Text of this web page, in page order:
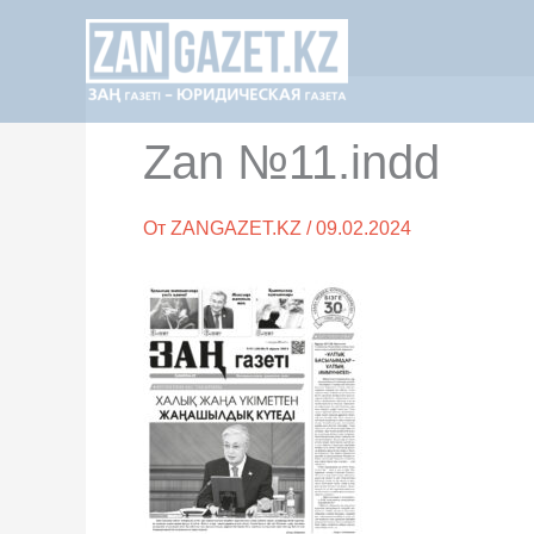
содержимому
Zan №11.indd
От ZANGAZET.KZ /09.02.2024